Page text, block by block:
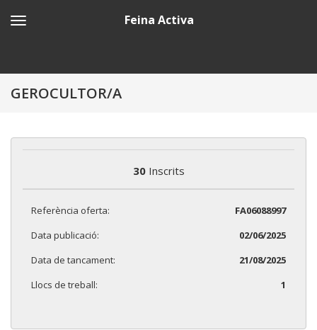
Feina Activa
GEROCULTOR/A
30Inscrits
Referència oferta:
FA06088997
Data publicació:
02/06/2025
Data de tancament:
21/08/2025
Llocs de treball:
1